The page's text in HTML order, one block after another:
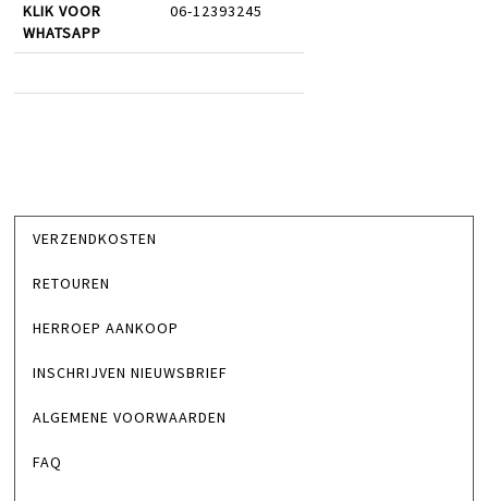
KLIK VOOR
WHATSAPP
06-12393245
VERZENDKOSTEN
RETOUREN
HERROEP AANKOOP
INSCHRIJVEN NIEUWSBRIEF
ALGEMENE VOORWAARDEN
FAQ